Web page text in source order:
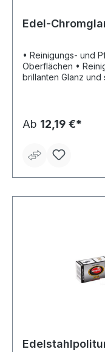
Edel-
• Reinigungs- und
Oberflächen • Reinigt, poliert und entfernt Rost • Gibt
brillanten Glanz
Kerzenständern, Musikinstrumenten, Metall-Möbeln,
Metallschildern,
Ab 12,19 €*